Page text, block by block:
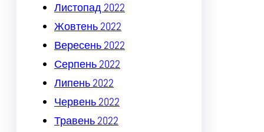
Листопад 2022
Жовтень 2022
Вересень 2022
Серпень 2022
Липень 2022
Червень 2022
Травень 2022